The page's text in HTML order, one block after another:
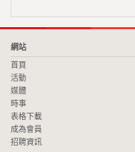
網站
首頁
活動
媒體
時事
表格下載
成為會員
招聘資訊